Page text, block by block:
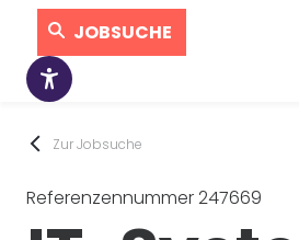
JOBSUCHE
Zur Jobsuche
Referenzennummer 247669